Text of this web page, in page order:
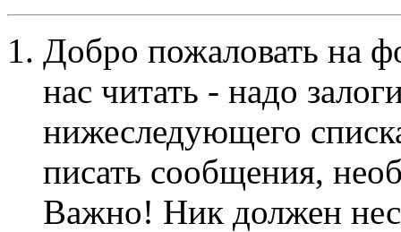
Добро пожаловать на
нас читать - надо
нижеследующего
писать сообщения,
Важно! Ник должен